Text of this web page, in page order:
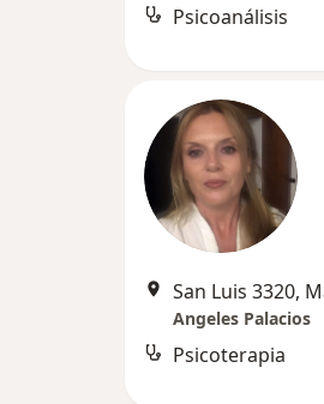
Psicoanálisis
San Luis 3320,
Angeles Palacios
Psicoterapia